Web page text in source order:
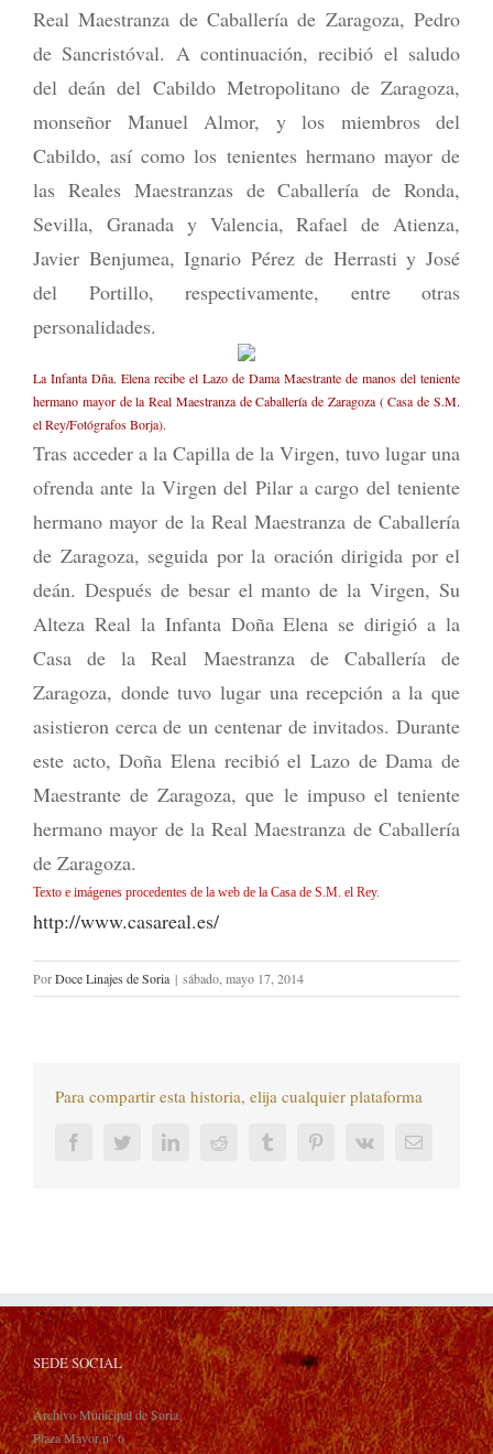
Real Maestranza de Caballería de Zaragoza, Pedro
de Sancristóval. A continuación, recibió el saludo
del deán del Cabildo Metropolitano de Zaragoza,
monseñor Manuel Almor, y los miembros del
Cabildo, así como los tenientes hermano mayor de
las Reales Maestranzas de Caballería de Ronda,
Sevilla, Granada y Valencia, Rafael de Atienza,
Javier Benjumea, Ignario Pérez de Herrasti y José
del Portillo, respectivamente, entre otras
personalidades.
La Infanta Dña. Elena recibe el Lazo de Dama Maestrante de manos del teniente
hermano mayor de la Real Maestranza de Caballería de Zaragoza ( Casa de S.M.
el Rey/Fotógrafos Borja).
Tras acceder a la Capilla de la Virgen, tuvo lugar una
ofrenda ante la Virgen del Pilar a cargo del teniente
hermano mayor de la Real Maestranza de Caballería
de Zaragoza, seguida por la oración dirigida por el
deán. Después de besar el manto de la Virgen, Su
Alteza Real la Infanta Doña Elena se dirigió a la
Casa de la Real Maestranza de Caballería de
Zaragoza, donde tuvo lugar una recepción a la que
asistieron cerca de un centenar de invitados. Durante
este acto, Doña Elena recibió el Lazo de Dama de
Maestrante de Zaragoza, que le impuso el teniente
hermano mayor de la Real Maestranza de Caballería
de Zaragoza.
Texto e imágenes procedentes de la web de la Casa de S.M. el Rey.
http://www.casareal.es/
PorDoce Linajes de Soria | sábado, mayo 17, 2014
Para compartir esta historia, elija cualquier plataforma
FacebookTwitterLinkedInReddit Tumblr PinterestVk
Correo
SEDE SOCIAL
Archivo Municipal de Soria
Plaza Mayor n° 6